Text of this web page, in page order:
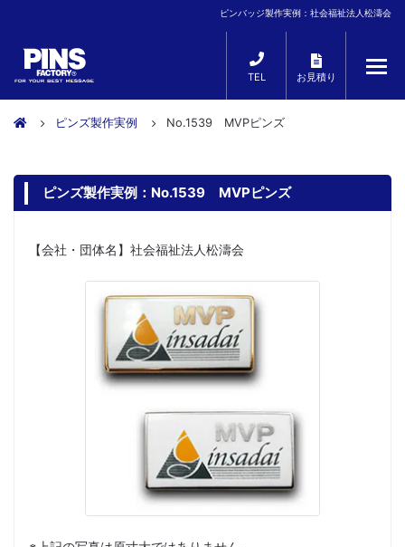
ピンバッジ製作実例：社会福祉法人松濤会
TEL お見積り
ピンズ製作実例 No.1539 MVPピンズ
ピンズ製作実例：No.1539 MVPピンズ
【会社・団体名】社会福祉法人松濤会